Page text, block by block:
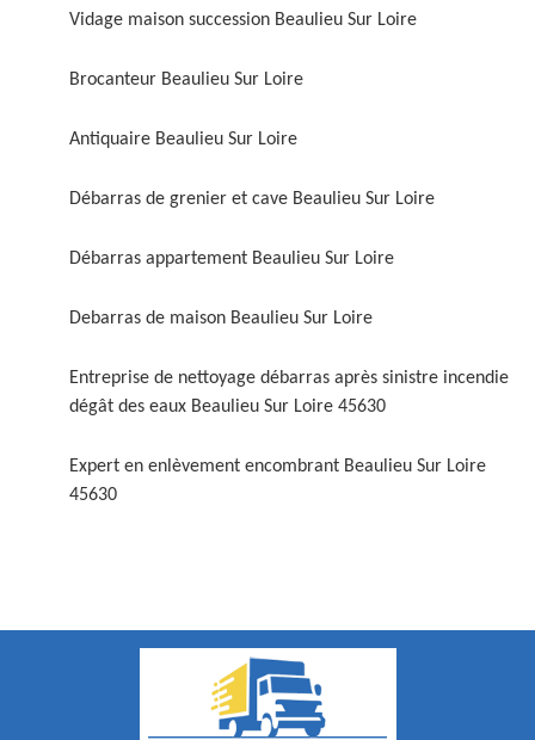
Vidage maison succession Beaulieu Sur Loire
Brocanteur Beaulieu Sur Loire
Antiquaire Beaulieu Sur Loire
Débarras de grenier et cave Beaulieu Sur Loire
Débarras appartement Beaulieu Sur Loire
Debarras de maison Beaulieu Sur Loire
Entreprise de nettoyage débarras après sinistre incendie
dégât des eaux Beaulieu Sur Loire 45630
Expert en enlèvement encombrant Beaulieu Sur Loire
45630